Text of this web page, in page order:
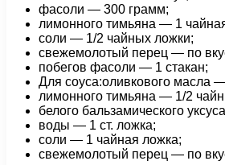
фасоли — 300 грамм;
лимонного тимьяна — 1
соли — 1/2 чайных ложки;
свежемолотый перец — по
побегов фасоли — 1 стакан;
Для соуса:оливкового масла
лимонного тимьяна — 1/2
белого бальзамического
воды — 1 ст. ложка;
соли — 1 чайная ложка;
свежемолотый перец — по